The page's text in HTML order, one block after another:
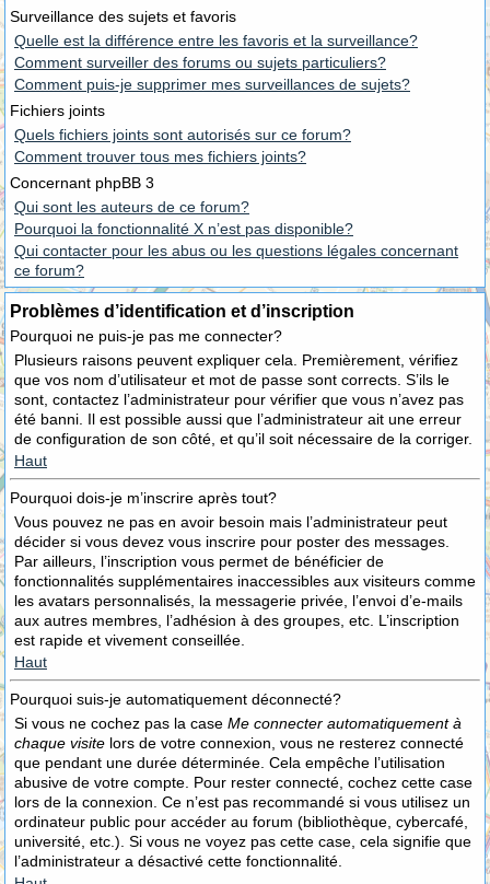
Surveillance des sujets et favoris
Quelle est la différence entre les favoris et la surveillance?
Comment surveiller des forums ou sujets particuliers?
Comment puis-je supprimer mes surveillances de sujets?
Fichiers joints
Quels fichiers joints sont autorisés sur ce forum?
Comment trouver tous mes fichiers joints?
Concernant phpBB 3
Qui sont les auteurs de ce forum?
Pourquoi la fonctionnalité X n’est pas disponible?
Qui contacter pour les abus ou les questions légales concernant
ce forum?
Problèmes d’identification et d’inscription
Pourquoi ne puis-je pas me connecter?
Plusieurs raisons peuvent expliquer cela. Premièrement, vérifiez
que vos nom d’utilisateur et mot de passe sont corrects. S’ils le
sont, contactez l’administrateur pour vérifier que vous n’avez pas
été banni. Il est possible aussi que l’administrateur ait une erreur
de configuration de son côté, et qu’il soit nécessaire de la corriger.
Haut
Pourquoi dois-je m’inscrire après tout?
Vous pouvez ne pas en avoir besoin mais l’administrateur peut
décider si vous devez vous inscrire pour poster des messages.
Par ailleurs, l’inscription vous permet de bénéficier de
fonctionnalités supplémentaires inaccessibles aux visiteurs comme
les avatars personnalisés, la messagerie privée, l’envoi d’e-mails
aux autres membres, l’adhésion à des groupes, etc. L’inscription
est rapide et vivement conseillée.
Haut
Pourquoi suis-je automatiquement déconnecté?
Si vous ne cochez pas la case Me connecter automatiquement à
chaque visite lors de votre connexion, vous ne resterez connecté
que pendant une durée déterminée. Cela empêche l’utilisation
abusive de votre compte. Pour rester connecté, cochez cette case
lors de la connexion. Ce n’est pas recommandé si vous utilisez un
ordinateur public pour accéder au forum (bibliothèque, cybercafé,
université, etc.). Si vous ne voyez pas cette case, cela signifie que
l’administrateur a désactivé cette fonctionnalité.